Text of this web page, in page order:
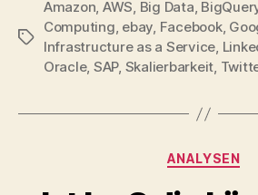
Tags
Amazon, AWS, Big Data,
Computing, ebay, Facebook,
Infrastructure as a Service,
Oracle, SAP, Skalierbarkeit,
ANALYSEN